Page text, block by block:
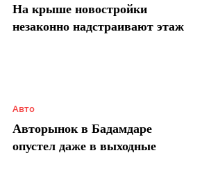
На крыше новостройки
незаконно надстраивают этаж
Авто
Авторынок в Бадамдаре
опустел даже в выходные